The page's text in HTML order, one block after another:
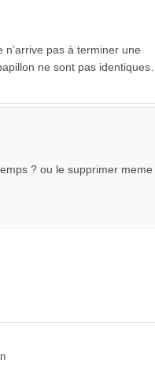
pas à terminer une
ne sont pas
? ou le supprimer meme